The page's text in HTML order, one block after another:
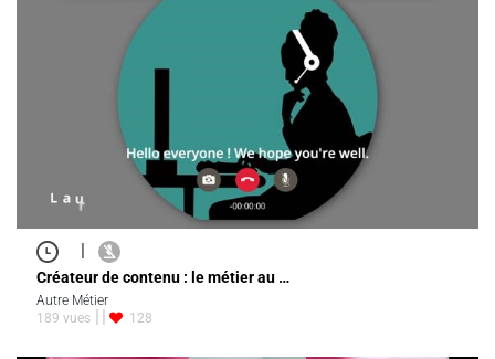
Créateur de contenu : le métier au …
Autre Métier
189 vues
128